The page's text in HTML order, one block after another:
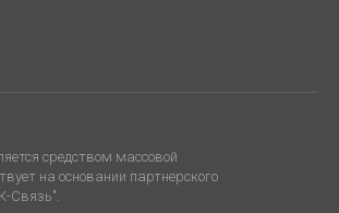
средством массовой
на основании партнерского
Связь".